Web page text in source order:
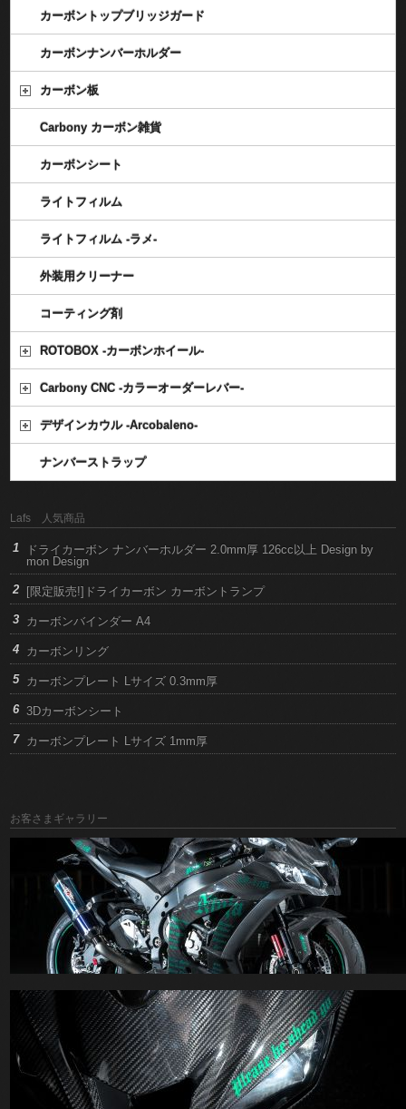
カーボントップブリッジガード
カーボンナンバーホルダー
カーボン板
Carbony カーボン雑貨
カーボンシート
ライトフィルム
ライトフィルム -ラメ-
外装用クリーナー
コーティング剤
ROTOBOX -カーボンホイール-
Carbony CNC -カラーオーダーレバー-
デザインカウル -Arcobaleno-
ナンバーストラップ
Lafs 人気商品
ドライカーボン ナンバーホルダー 2.0mm厚 126cc以上 Design by
mon Design
[限定販売!]ドライカーボン カーボントランプ
カーボンバインダー A4
カーボンリング
カーボンプレート Lサイズ 0.3mm厚
3Dカーボンシート
カーボンプレート Lサイズ 1mm厚
お客さまギャラリー